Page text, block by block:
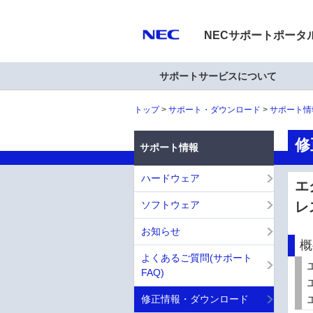
NECサポートポータ
サポートサービスについて
トップ サポート・ダウンロード サポート
エ
サポート情報
ハードウェア
ソフトウェア
お知らせ
よくあるご質問(サポート
FAQ)
修正情報・ダウンロード